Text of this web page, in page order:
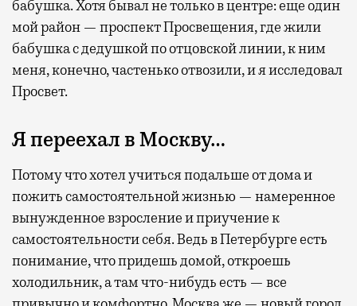
бабушка. Хотя бывал не только в центре: еще один
мой район — проспект Просвещения, где жили
бабушка с дедушкой по отцовской линии, к ним
меня, конечно, частенько отвозили, и я исследовал
Просвет.
Я переехал в Москву…
Потому что хотел учиться подальше от дома и
пожить самостоятельной жизнью — намеренное
вынужденное взросление и приучение к
самостоятельности себя. Ведь в Петербурге есть
понимание, что придешь домой, откроешь
холодильник, а там что-нибудь есть — все